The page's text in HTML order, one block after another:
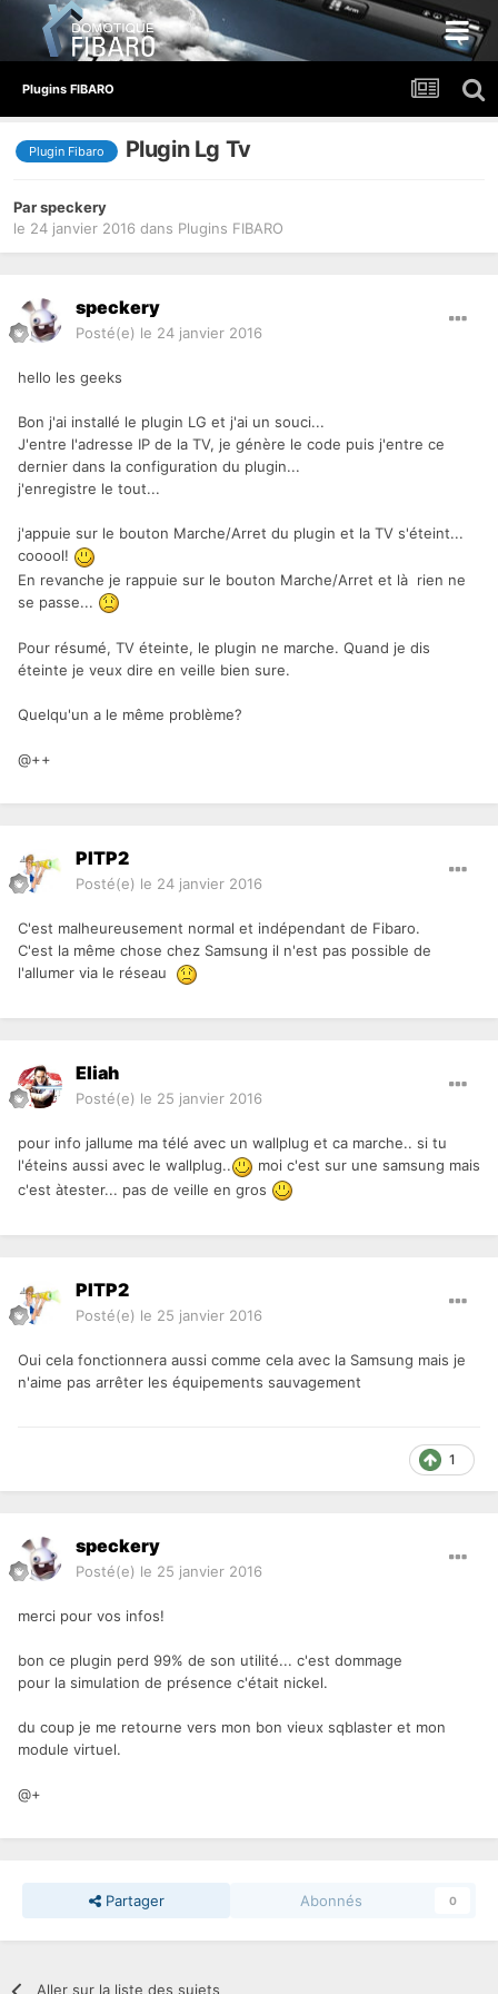
Plugins FIBARO
Plugin Fibaro Plugin Lg Tv
Parspeckery
le 24 janvier 2016 dans Plugins FIBARO
speckery
Posté(e) le 24 janvier 2016
hello les geeks
Bon j'ai installé le plugin LG et j'ai un souci...
J'entre l'adresse IP de la TV, je génère le code puis j'entre ce
dernier dans la configuration du plugin...
j'enregistre le tout...
j'appuie sur le bouton Marche/Arret du plugin et la TV s'éteint...
cooool!
En revanche je rappuie sur le bouton Marche/Arret et là rien ne
se passe...
Pour résumé, TV éteinte, le plugin ne marche. Quand je dis
éteinte je veux dire en veille bien sure.
Quelqu'un a le même problème?
@++
PITP2
Posté(e) le 24 janvier 2016
C'est malheureusement normal et indépendant de Fibaro.
C'est la même chose chez Samsung il n'est pas possible de
l'allumer via le réseau
Eliah
Posté(e) le 25 janvier 2016
pour info jallume ma télé avec un wallplug et ca marche.. si tu
l'éteins aussi avec le wallplug..
moi c'est sur une samsung mais
c'est àtester... pas de veille en gros
PITP2
Posté(e) le 25 janvier 2016
Oui cela fonctionnera aussi comme cela avec la Samsung mais je
n'aime pas arrêter les équipements sauvagement
1
speckery
Posté(e) le 25 janvier 2016
merci pour vos infos!
bon ce plugin perd 99% de son utilité... c'est dommage
pour la simulation de présence c'était nickel.
du coup je me retourne vers mon bon vieux sqblaster et mon
module virtuel.
@+
Partager Abonnés 0
Aller sur la liste des sujets